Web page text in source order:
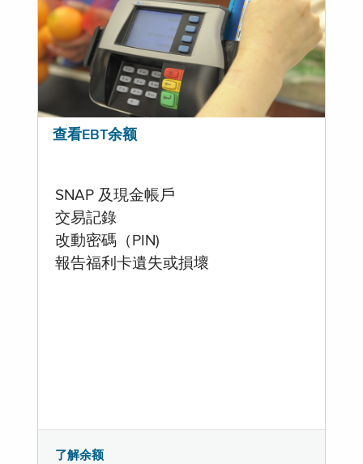
查看EBT余额
SNAP 及現金帳戶
交易記錄
改動密碼（PIN)
報告福利卡遺失或損壞
了解余额